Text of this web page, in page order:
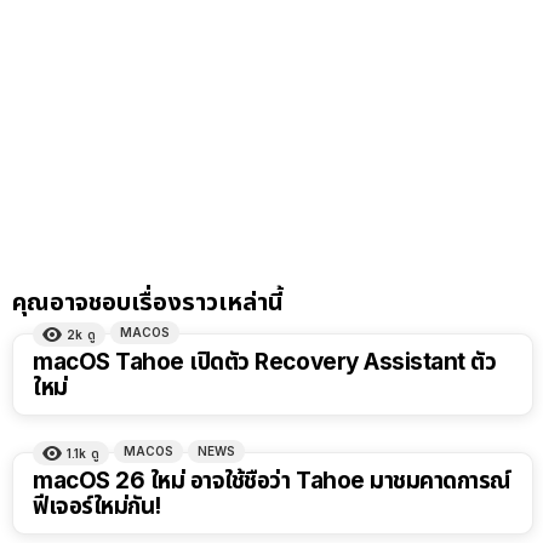
คุณอาจชอบเรื่องราวเหล่านี้
2k ดู MACOS
macOS Tahoe เปิดตัว Recovery Assistant ตัว
ใหม่
1.1k ดู MACOS NEWS
macOS 26 ใหม่ อาจใช้ชื่อว่า Tahoe มาชมคาดการณ์
ฟีเจอร์ใหม่กัน!